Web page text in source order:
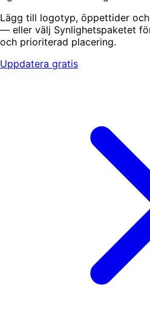
Lägg till logotyp, öppettider
— eller välj Synlighetspaketet
och prioriterad placering.
Uppdatera gratis